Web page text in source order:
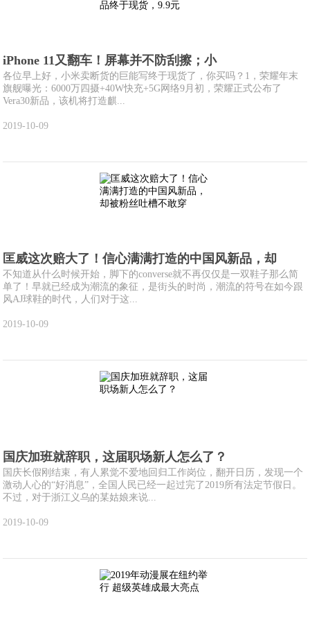
iPhone 11又翻车！屏幕并不防刮擦；小
各位早上好，小米卖断货的巨能写终于现货了，你买吗？1，荣耀年末
旗舰曝光：6000万四摄+40W快充+5G网络9月初，荣耀正式公布了
Vera30新品，该机将打造麒...
2019-10-09
匡威这次赔大了！信心满满打造的中国风新品，却
不知道从什么时候开始，脚下的converse就不再仅仅是一双鞋子那么简
单了！早就已经成为潮流的象征，是街头的时尚，潮流的符号在如今跟
风AJ球鞋的时代，人们对于这...
2019-10-09
国庆加班就辞职，这届职场新人怎么了？
国庆长假刚结束，有人累觉不爱地回归工作岗位，翻开日历，发现一个
激动人心的“好消息”，全国人民已经一起过完了2019所有法定节假日。
不过，对于浙江义乌的某姑娘来说...
2019-10-09